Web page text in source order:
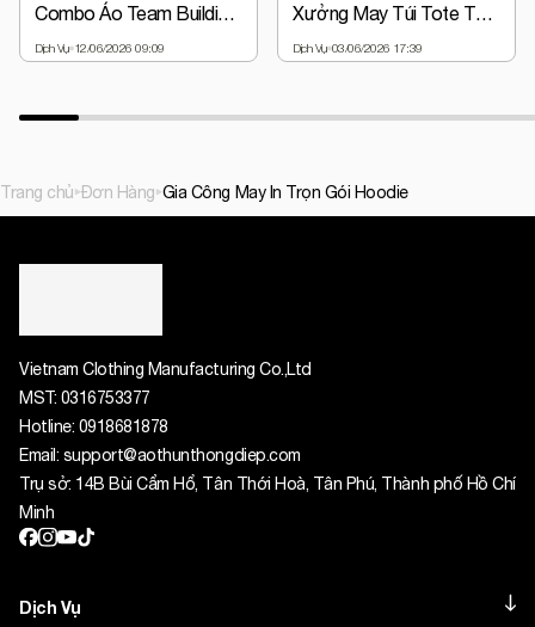
Combo Áo Team Building + Nón Đồng Phục Chỉ Từ 63.000đ | Giá Gốc Tại Xưởng
Dịch Vụ 12/06/2026 09:09
Xưởng May Túi Tote Theo Yêu Cầu - Thiết Kế Miễn Phí, Giá Gốc
Dịch Vụ 03/06/2026 17:39
Trang chủ Đơn Hàng Gia Công May In Trọn Gói Hoodie
Vietnam Clothing Manufacturing Co.,Ltd
MST: 0316753377
Hotline: 0918681878
Email: support@aothunthongdiep.com
Trụ sở: 14B Bùi Cẩm Hổ, Tân Thới Hoà, Tân Phú, Thành phố Hồ Chí
Minh
Dịch Vụ